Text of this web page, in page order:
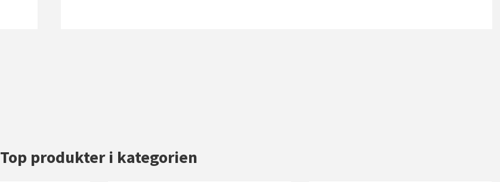
Top produkter i kategorien